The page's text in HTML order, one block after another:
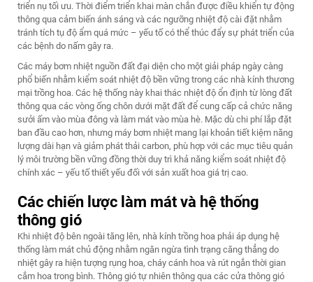
triển nụ tối ưu. Thời điểm triển khai màn chắn được điều khiển tự động
thông qua cảm biến ánh sáng và các ngưỡng nhiệt độ cài đặt nhằm
tránh tích tụ độ ẩm quá mức – yếu tố có thể thúc đẩy sự phát triển của
các bệnh do nấm gây ra.
Các máy bơm nhiệt nguồn đất đại diện cho một giải pháp ngày càng
phổ biến nhằm kiểm soát nhiệt độ bền vững trong các nhà kính thương
mại trồng hoa. Các hệ thống này khai thác nhiệt độ ổn định từ lòng đất
thông qua các vòng ống chôn dưới mặt đất để cung cấp cả chức năng
sưởi ấm vào mùa đông và làm mát vào mùa hè. Mặc dù chi phí lắp đặt
ban đầu cao hơn, nhưng máy bơm nhiệt mang lại khoản tiết kiệm năng
lượng dài hạn và giảm phát thải carbon, phù hợp với các mục tiêu quản
lý môi trường bền vững đồng thời duy trì khả năng kiểm soát nhiệt độ
chính xác – yếu tố thiết yếu đối với sản xuất hoa giá trị cao.
Các chiến lược làm mát và hệ thống
thông gió
Khi nhiệt độ bên ngoài tăng lên, nhà kính trồng hoa phải áp dụng hệ
thống làm mát chủ động nhằm ngăn ngừa tình trạng căng thẳng do
nhiệt gây ra hiện tượng rụng hoa, cháy cánh hoa và rút ngắn thời gian
cắm hoa trong bình. Thông gió tự nhiên thông qua các cửa thông gió